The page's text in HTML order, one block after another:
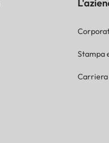
Stampa
Carriera